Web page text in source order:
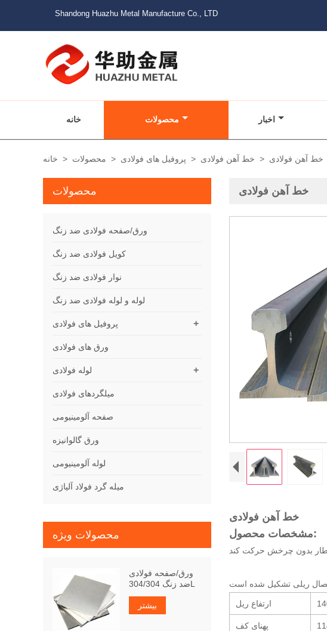
Shandong Huazhu Metal Manufacture Co., LTD
خانه محصولات اخبار
خانه > محصولات > پروفیل های فولادی > خط آهن فولادی > خط آهن فولادی
خط آهن فولادی
خط آهن فولادی
مشخصات محصول:
ارتفاع ریل
پهنای کف
محصولات
ورق/صفحه فولادی ضد زنگ
کویل فولادی ضد زنگ
نوار فولادی ضد زنگ
لوله و لوله فولادی ضد زنگ
+ پروفیل های فولادی
ورق های فولادی
+ لوله فولادی
میلگردهای فولادی
صفحه آلومینیومی
ورق گالوانیزه
لوله آلومینیومی
میله گرد فولاد آلیاژی
محصولات ویژه
ورق/صفحه فولادی
ضد زنگ 304/304L
بیشتر